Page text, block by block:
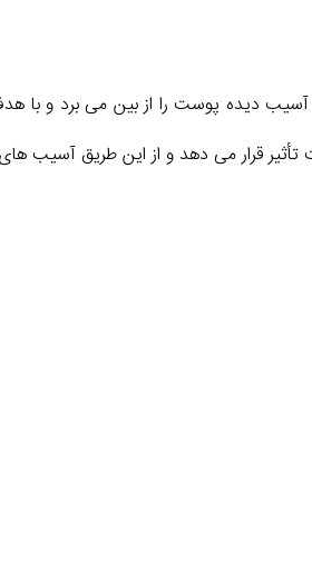
دیده پوست را از بین می برد و با
قرار می دهد و از این طریق آسیب